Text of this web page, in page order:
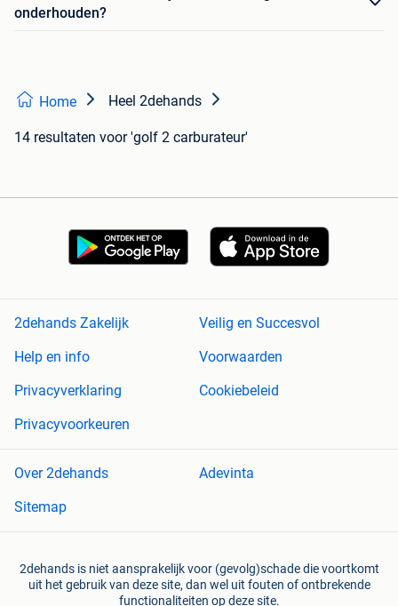
onderhouden?
Home Heel 2dehands
14 resultaten voor 'golf 2 carburateur'
2dehands Zakelijk
Veilig en Succesvol
Help en info
Voorwaarden
Privacyverklaring
Cookiebeleid
Privacyvoorkeuren
Over 2dehands
Adevinta
Sitemap
2dehands is niet aansprakelijk voor (gevolg)schade die voortkomt
uit het gebruik van deze site, dan wel uit fouten of ontbrekende
functionaliteiten op deze site.